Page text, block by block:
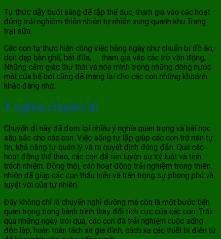
Tự thức dậy buổi sáng để tập thể dục, tham gia vào các hoạt
động trải nghiệm thiên nhiên tự nhiên xung quanh khu Trang
trại sữa.
Các con tự thực hiện công việc hằng ngày như chuẩn bị đồ ăn,
dọn dẹp bàn ghế, bát đũa, …. tham gia vào các trò vận động,…
Những cảm giác thư thái và hòa mình trong những dòng nước
mát của bể bơi cũng đã mang lại cho các con những khoảnh
khắc đáng nhớ.
Ý nghĩa chuyến đi
Chuyến đi này đã đem lại nhiều ý nghĩa quan trọng và bài học
sâu sắc cho các con. Việc sống tự lập giúp các con trở nên tự
tin, khả năng tự quản lý và ra quyết định đúng đắn. Qua các
hoạt động thể thao, các con đã rèn luyện sự kỷ luật và tính
trách nhiệm. Đồng thời, các hoạt động trải nghiệm trong thiên
nhiên đã giúp các con thấu hiểu và trân trọng sự phong phú và
tuyệt vời của tự nhiên.
Đây không chỉ là chuyến nghỉ dưỡng mà còn là một bước tiến
quan trọng trong hành trình thay đổi tích cực của các con. Trải
qua những ngày trôi qua, các con đã trải nghiệm cuộc sống
độc lập, hoàn toàn tách xa gia đình, cách xa các thiết bị điện tử